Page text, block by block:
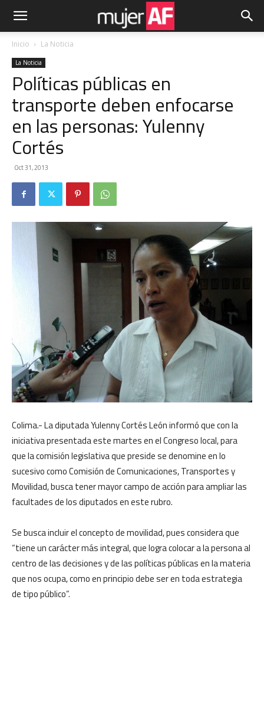
Inicio La Noticia
La Noticia
Políticas públicas en
transporte deben enfocarse
en las personas: Yulenny
Cortés
Oct 31, 2013
Colima.- La diputada Yulenny Cortés León informó que con la
iniciativa presentada este martes en el Congreso local, para
que la comisión legislativa que preside se denomine en lo
sucesivo como Comisión de Comunicaciones, Transportes y
Movilidad, busca tener mayor campo de acción para ampliar las
facultades de los diputados en este rubro.
Se busca incluir el concepto de movilidad, pues considera que
“tiene un carácter más integral, que logra colocar a la persona al
centro de las decisiones y de las políticas públicas en la materia
que nos ocupa, como en principio debe ser en toda estrategia
de tipo público”.